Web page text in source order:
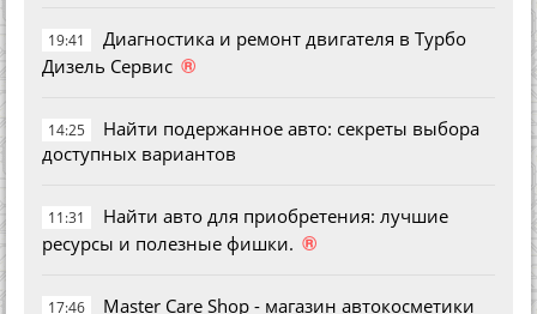
19:41
Диагностика и ремонт двигателя в Турбо
Дизель Сервис ®
14:25
Найти подержанное авто: секреты выбора
доступных вариантов
11:31
Найти авто для приобретения: лучшие
ресурсы и полезные фишки. ®
17:46
Master Care Shop - магазин автокосметики